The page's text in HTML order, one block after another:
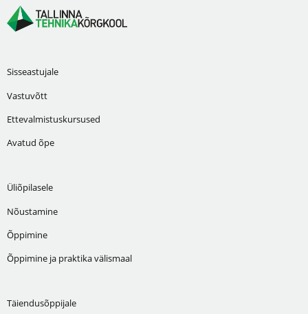
Sisseastujale
Vastuvõtt
Ettevalmistuskursused
Avatud õpe
Üliõpilasele
Nõustamine
Õppimine
Õppimine ja praktika välismaal
Täiendusõppijale